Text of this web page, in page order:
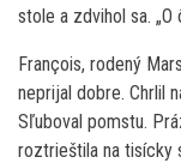
stole a zdvihol sa. „O
François, rodený
neprijal dobre. Chrlil
Sľuboval pomstu.
roztrieštila na tisícky